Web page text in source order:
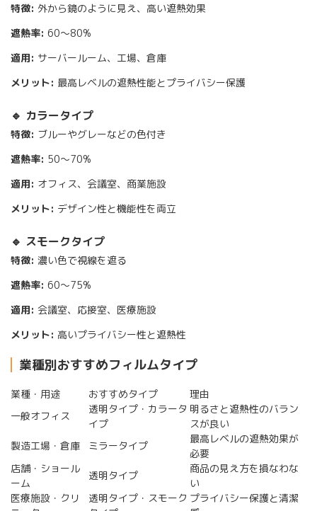
特徴: 外から鏡のように見え、高い遮熱効果
遮熱率: 60〜80%
適用: サーバールーム、工場、倉庫
メリット: 最高レベルの遮熱性能とプライバシー保護
🔹 カラータイプ
特徴: ブルーやグレーなどの色付き
遮熱率: 50〜70%
適用: オフィス、会議室、商業施設
メリット: デザイン性と機能性を両立
🔹 スモークタイプ
特徴: 濃い色で視線を遮る
遮熱率: 60〜75%
適用: 会議室、応接室、医療施設
メリット: 高いプライバシー性と遮熱性
業種別おすすめフィルムタイプ
業種・用途 おすすめタイプ
理由
一般オフィス
透明タイプ・カラータ
イプ
明るさと遮熱性のバラン
スが良い
製造工場・倉庫
ミラータイプ
最高レベルの遮熱効果が
必要
店舗・ショール
ーム
透明タイプ
商品の見え方を損なわな
い
医療施設・クリ
透明タイプ・スモーク プライバシー保護と清潔